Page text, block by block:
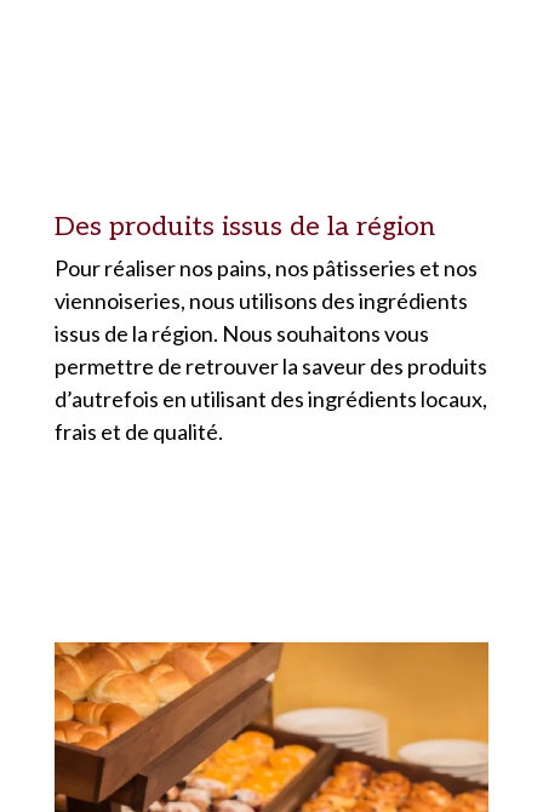
Des produits issus de la région
Pour réaliser nos pains, nos pâtisseries et nos
viennoiseries, nous utilisons des ingrédients
issus de la région. Nous souhaitons vous
permettre de retrouver la saveur des produits
d’autrefois en utilisant des ingrédients locaux,
frais et de qualité.